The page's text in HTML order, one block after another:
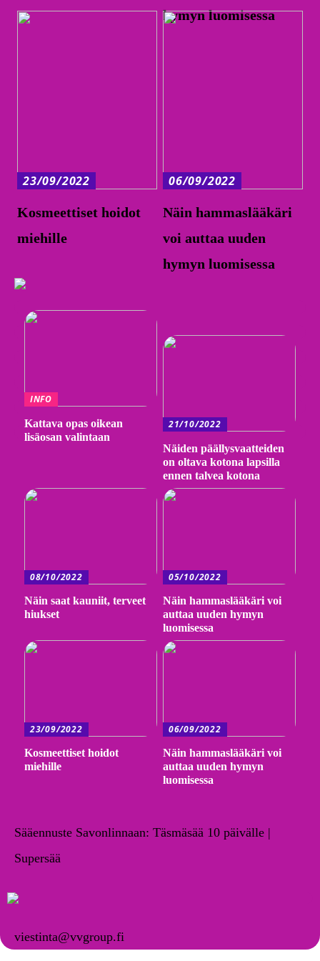
hymyn luomisessa
23/09/2022
Kosmeettiset hoidot
miehille
06/09/2022
Näin hammaslääkäri
voi auttaa uuden
hymyn luomisessa
INFO
Kattava opas oikean
lisäosan valintaan
21/10/2022
Näiden päällysvaatteiden
on oltava kotona lapsilla
ennen talvea kotona
08/10/2022
Näin saat kauniit, terveet
hiukset
05/10/2022
Näin hammaslääkäri voi
auttaa uuden hymyn
luomisessa
23/09/2022
Kosmeettiset hoidot
miehille
06/09/2022
Näin hammaslääkäri voi
auttaa uuden hymyn
luomisessa
Sääennuste Savonlinnaan: Täsmäsää 10 päivälle |
Supersää
viestinta@vvgroup.fi